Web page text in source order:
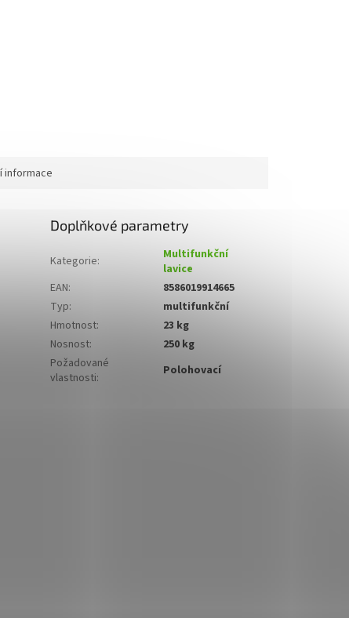
informace
Doplňkové parametry
Kategorie:
Multifunkční
lavice
EAN:
8586019914665
Typ:
multifunkční
Hmotnost:
23 kg
Nosnost:
250 kg
Požadované
vlastnosti: Polohovací